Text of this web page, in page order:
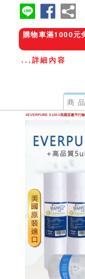
購物車滿1000元
...詳細內容
商